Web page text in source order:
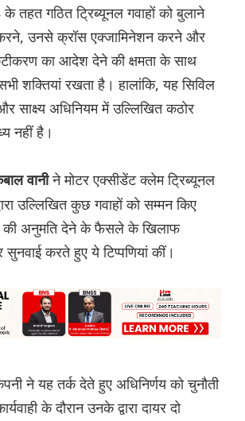
तहत गठित ट्रिब्यूनल गवाहों को बुलाने
उनसे क्रॉस एक्जामिनेशन करने और
का आदेश देने की क्षमता के साथ
शक्तियां रखता है। हालांकि, यह सिविल
साक्ष्य अधिनियम में उल्लिखित कठोर
नहीं है।
वानीने मोटर एक्सीडेंट क्लेम ट्रिब्यूनल
उल्लिखित कुछ गवाहों को सम्मन किए
की अनुमति देने के फैसले के खिलाफ
सुनवाई करते हुए ये टिप्पणियां कीं।
ने यह तर्क देते हुए अधिनिर्णय को चुनौती
के दौरान उनके द्वारा दायर दो